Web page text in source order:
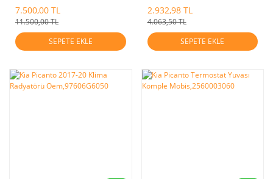
7.500,00 TL
11.500,00 TL
SEPETE EKLE
2.932,98 TL
4.063,50 TL
SEPETE EKLE